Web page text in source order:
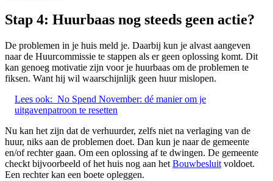
Stap 4: Huurbaas nog steeds geen actie?
De problemen in je huis meld je. Daarbij kun je alvast aangeven
naar de Huurcommissie te stappen als er geen oplossing komt. Dit
kan genoeg motivatie zijn voor je huurbaas om de problemen te
fiksen. Want hij wil waarschijnlijk geen huur mislopen.
Lees ook: No Spend November: dé manier om je
uitgavenpatroon te resetten
Nu kan het zijn dat de verhuurder, zelfs niet na verlaging van de
huur, niks aan de problemen doet. Dan kun je naar de gemeente
en/of rechter gaan. Om een oplossing af te dwingen. De gemeente
checkt bijvoorbeeld of het huis nog aan het Bouwbesluit voldoet.
Een rechter kan een boete opleggen.